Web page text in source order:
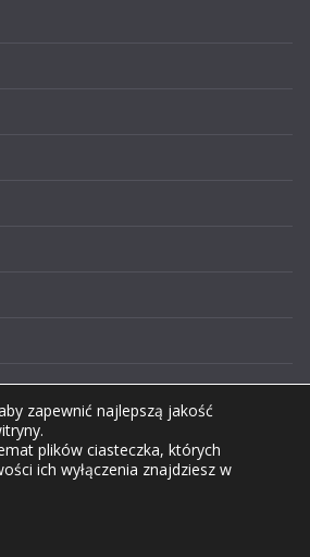
zapewnić najlepszą jakość
plików ciasteczka, których
ich wyłączenia znajdziesz w